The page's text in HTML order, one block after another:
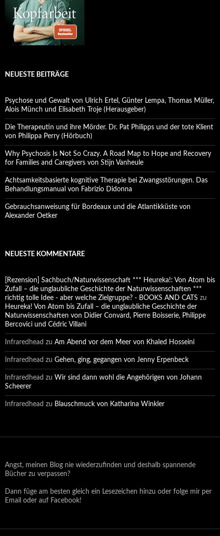
NEUESTE BEITRÄGE
Psychose und Gewalt von Ulrich Ertel, Günter Lempa, Thomas Müller,
Alois Münch und Elisabeth Troje (Herausgeber)
Die Therapeutin und ihre Mörder. Dr. Pat Philipps und der tote Klient
von Philippa Perry (Hörbuch)
Why Psychosis Is Not So Crazy. A Road Map to Hope and Recovery
for Families and Caregivers von Stijn Vanheule
Achtsamkeitsbasierte kognitive Therapie bei Zwangsstörungen. Das
Behandlungsmanual von Fabrizio Didonna
Gebrauchsanweisung für Bordeaux und die Atlantikküste von
Alexander Oetker
NEUESTE KOMMENTARE
[Rezension] Sachbuch/Naturwissenschaft *** Heureka!: Von Atom bis
Zufall – die unglaubliche Geschichte der Naturwissenschaften ***
richtig tolle Idee - aber welche Zielgruppe? - BOOKS AND CATS zu
Heureka! Von Atom bis Zufall – die unglaubliche Geschichte der
Naturwissenschaften von Didier Convard, Pierre Boisserie, Philippe
Bercovici und Cédric Villani
Infraredhead zu Am Abend vor dem Meer von Khaled Hosseini
Infraredhead zu Gehen, ging, gegangen von Jenny Erpenbeck
Infraredhead zu Wir sind dann wohl die Angehörigen von Johann
Scheerer
Infraredhead zu Blauschmuck von Katharina Winkler
Angst, meinen Blog nie wiederzufinden und deshalb spannende
Bücher zu verpassen?
Dann füge am besten gleich ein Lesezeichen hinzu oder folge mir per
Email oder auf Facebook!